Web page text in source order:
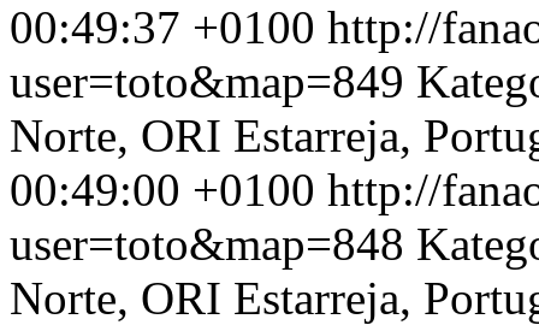
00:49:37 +0100 http://
user=toto&map=849
Norte, ORI Estarreja,
00:49:00 +0100 http://
user=toto&map=848
Norte, ORI Estarreja,